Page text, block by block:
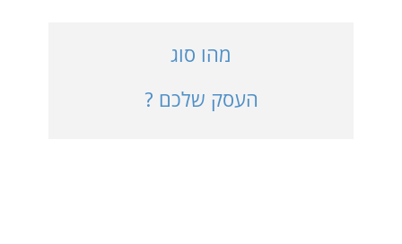
בעלי עסקים
מהו סוג
העסק שלכם ?